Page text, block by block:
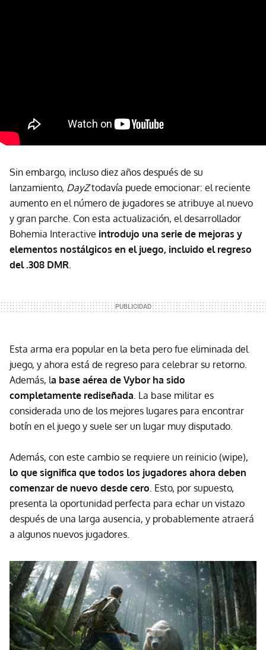
Sin embargo, incluso diez años después de su
lanzamiento, DayZtodavía puede emocionar: el reciente
aumento en el número de jugadores se atribuye al nuevo
y gran parche. Con esta actualización, el desarrollador
Bohemia Interactive introdujo una serie de mejoras y
elementos nostálgicos en el juego, incluido el regreso
del .308 DMR.
Esta arma era popular en la beta pero fue eliminada del
juego, y ahora está de regreso para celebrar su retorno.
Además, la base aérea de Vybor ha sido
completamente rediseñada. La base militar es
considerada uno de los mejores lugares para encontrar
botín en el juego y suele ser un lugar muy disputado.
Además, con este cambio se requiere un reinicio (wipe),
lo que significa que todos los jugadores ahora deben
comenzar de nuevo desde cero. Esto, por supuesto,
presenta la oportunidad perfecta para echar un vistazo
después de una larga ausencia, y probablemente atraerá
a algunos nuevos jugadores.